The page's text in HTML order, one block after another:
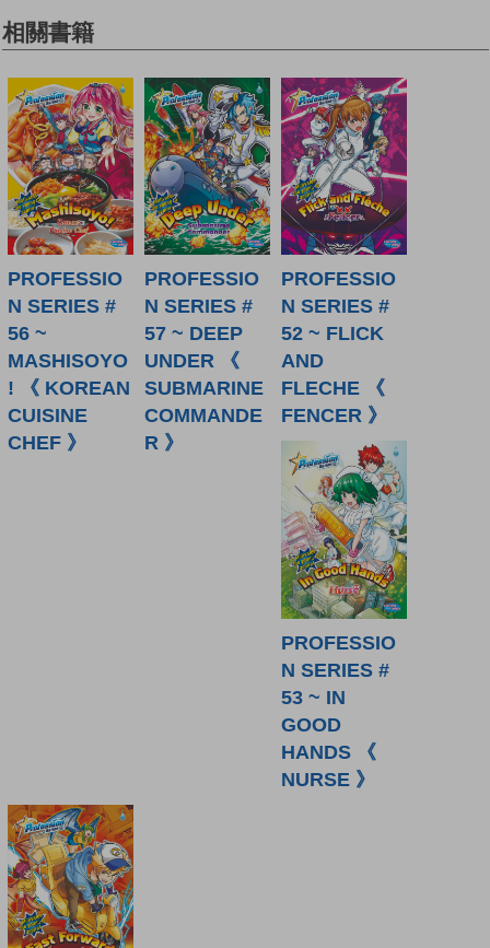
相關書籍
PROFESSIO
N SERIES #
56 ~
MASHISOYO
! 《 KOREAN
CUISINE
CHEF 》
PROFESSIO
N SERIES #
57 ~ DEEP
UNDER 《
SUBMARINE
COMMANDE
R 》
PROFESSIO
N SERIES #
52 ~ FLICK
AND
FLECHE 《
FENCER 》
PROFESSIO
N SERIES #
53 ~ IN
GOOD
HANDS 《
NURSE 》